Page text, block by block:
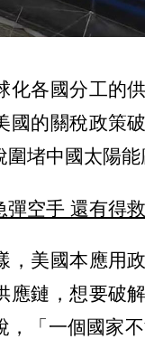
化各國分工的
國的關稅政策
堵中國太陽能
空手 還有得
，美國本應用
應鏈，想要破
，「一個國家